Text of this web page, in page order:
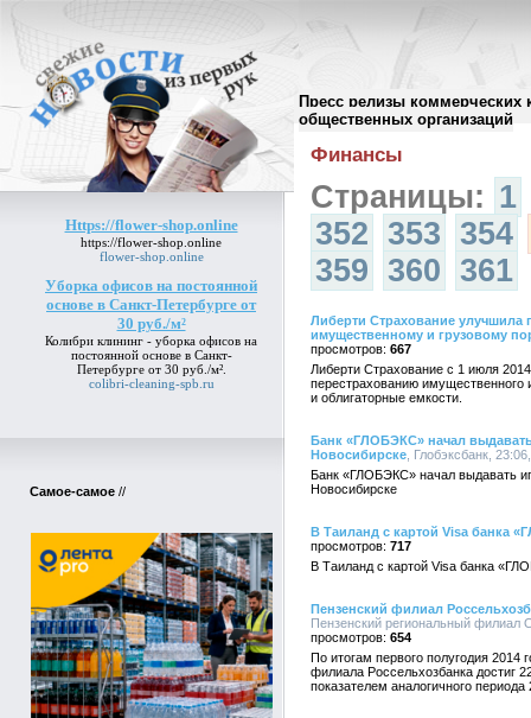
Пресс релизы коммерческих
общественных организаций
Https://flower-shop.online
https://flower-shop.online
flower-shop.online
Уборка офисов на постоянной
основе в Санкт-Петербурге от
30 руб./м²
Колибри клининг - уборка офисов на
постоянной основе в Санкт-
Петербурге от 30 руб./м².
colibri-cleaning-spb.ru
Самое-самое //
Архив пресс-релизов//
Финансы
Страницы: 1
352 353 354
359 360 361
Либерти Страхование улучшила
имущественному и грузовому
667
Либерти Страхование с 1 июля
перестрахованию имущественного
и облигаторные емкости.
Банк «ГЛОБЭКС» начал
Новосибирске , Глобэксбанк,
Банк «ГЛОБЭКС» начал выдавать
Новосибирске
В Таиланд с картой Visa банка
717
В Таиланд с картой Visa банка
Пензенский филиал
Пензенский региональный филиал
654
По итогам первого полугодия 2014
филиала Россельхозбанка достиг
показателем аналогичного периода